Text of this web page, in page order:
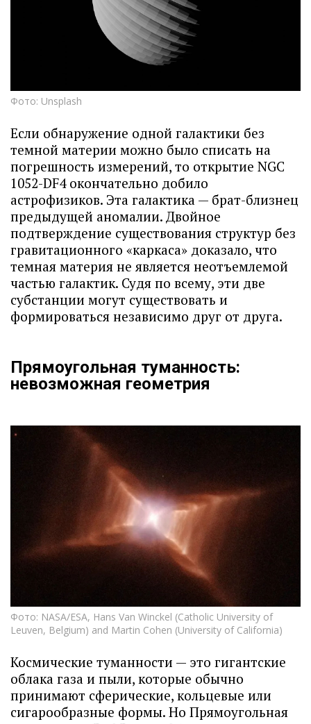
Фото: Unsplash
Если обнаружение одной галактики без
темной материи можно было списать на
погрешность измерений, то открытие NGC
1052-DF4 окончательно добило
астрофизиков. Эта галактика — брат-близнец
предыдущей аномалии. Двойное
подтверждение существования структур без
гравитационного «каркаса» доказало, что
темная материя не является неотъемлемой
частью галактик. Судя по всему, эти две
субстанции могут существовать и
формироваться независимо друг от друга.
Прямоугольная туманность:
невозможная геометрия
Фото: NASA/ESA, Hans Van Winckel (Catholic University of
Leuven, Belgium) and Martin Cohen (University of California)
Космические туманности — это гигантские
облака газа и пыли, которые обычно
принимают сферические, кольцевые или
сигарообразные формы. Но Прямоугольная